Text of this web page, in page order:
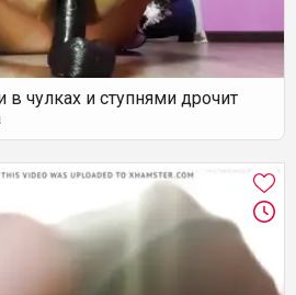
чулках и ступнями дрочит